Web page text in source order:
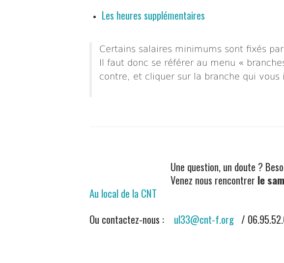
Les heures supplémentaires
Certains salaires minimums sont fixés
Il faut donc se référer au menu «
contre, et cliquer sur la branche qui vous
Une question, un doute ?
Venez nous rencontrer le
Au local de la CNT
Ou contactez-nous : ul33@cnt-f.org /